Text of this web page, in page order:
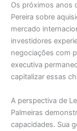
Os próximos anos
Pereira sobre
mercado
investidores
negociações com
executiva
capitalizar essas
A perspectiva de
Palmeiras
capacidades. Sua